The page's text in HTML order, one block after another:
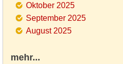
Oktober 2025
September 2025
August 2025
mehr...